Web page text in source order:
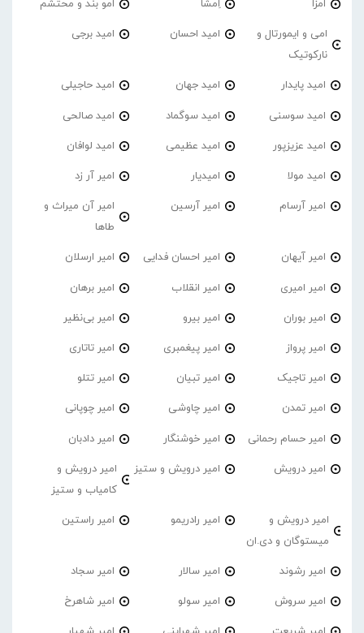
امزا اِمشا امو بند و محتشم
امی و ایمورتال و
نارکوتیک
امید احسان امید برجی
امید پایدار امید جهان امید حاجیلی
امید سوسنی امید سوگماد امید صالحی
امید عزیزپور امید عظیمی امید لوافان
امید مولا امیدیار امیر آر زد
امیر آرسام امیر آرسین
امیر آن میراث و
طاها
امیر آیهان امیر احسان فدایی امیر ارسلان
امیر امیری امیر انقلاب امیر برهان
امیر‌ بوران امیر بیرو امیر بی‌نظیر
امیر پرواز امیر پیغمبری امیر تاتاری
امیر تاجیک امیر تبیان امیر تتلو
امیر تمدن امیر چاوشی امیر چوپانی
امیر حسام رحمانی امیر خوشنگار امیر دادبان
امیر درویش امیر درویش و ستیز
امیر درویش و
کامیاب و ستیز
امیر درویش و
میستوگان و دی.ان
امیر رادریمو امیر راستین
امیر رشوند امیر سالار امیر سجاد
امیر سروش امیر سولو امیر شاهرخ